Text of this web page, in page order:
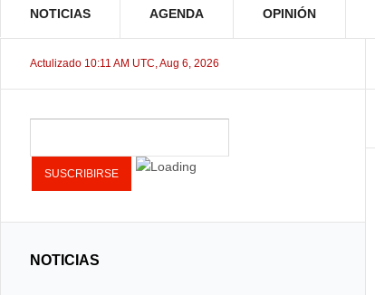
NOTICIAS AGENDA OPINIÓN
Actulizado 10:11 AM UTC, Aug 6, 2026
NOTICIAS